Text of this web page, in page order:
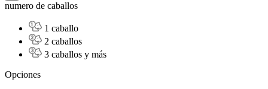
numero de caballos
1 caballo
2 caballos
3 caballos y más
Opciones